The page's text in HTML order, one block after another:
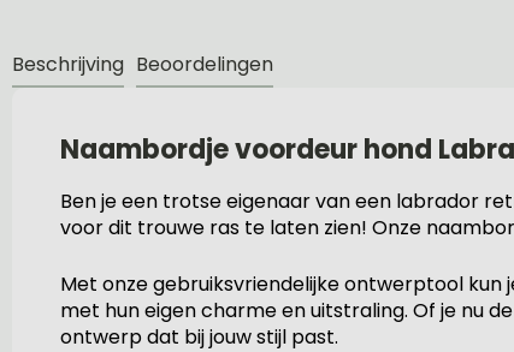
Beschrijving Beoordelingen
Naambordje voordeur hond
Ben je een trotse eigenaar van een labrador
voor dit trouwe ras te laten zien! Onze
Met onze gebruiksvriendelijke ontwerptool kun
met hun eigen charme en uitstraling. Of je nu
ontwerp dat bij jouw stijl past.